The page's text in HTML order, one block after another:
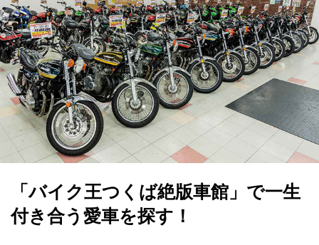
「バイク王つくば絶版車館」で一生
付き合う愛車を探す！